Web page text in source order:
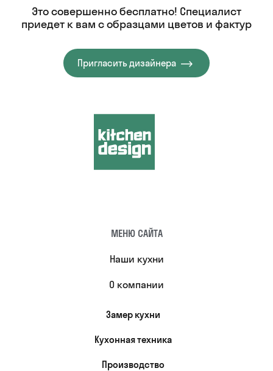
Это совершенно бесплатно! Специалист
приедет к вам с образцами цветов и фактур
Пригласить дизайнера
МЕНЮ САЙТА
Наши кухни
О компании
Замер кухни
Кухонная техника
Производство